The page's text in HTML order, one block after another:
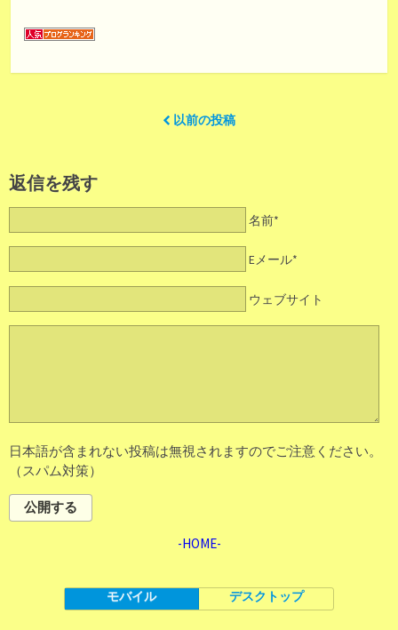
以前の投稿
返信を残す
名前*
Eメール*
ウェブサイト
日本語が含まれない投稿は無視されますのでご注意ください。
（スパム対策）
公開する
-HOME-
モバイル デスクトップ